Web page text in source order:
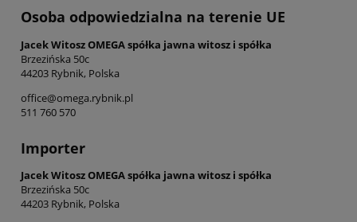
Osoba odpowiedzialna na terenie UE
Jacek Witosz OMEGA spółka jawna witosz i spółka
Brzezińska 50c
44203 Rybnik, Polska
office@omega.rybnik.pl
511 760 570
Importer
Jacek Witosz OMEGA spółka jawna witosz i spółka
Brzezińska 50c
44203 Rybnik, Polska